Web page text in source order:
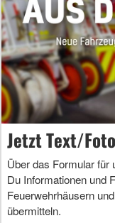
Jetzt Text/
Über das Formular für
Du Informationen und
Feuerwehrhäusern
übermitteln.